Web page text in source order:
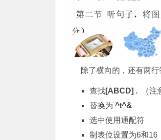
除了横向的，还有两
查找[ABCD] .
（注
替换为 ^t^&
选中使用通配符
制表位设置为6和16